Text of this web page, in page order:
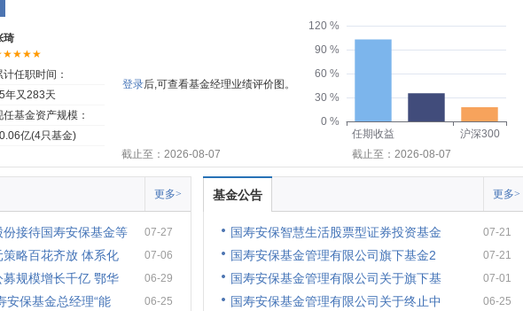
琦
计任职时间：
年又283天
任基金资产规模：
亿(4只基金)
登录后,可查看基金经理业绩评价图。
0 %
30 %
60 %
90 %
120 %
任期收益
沪深300
截止至：2026-08-07
截止至：2026-08-07
更多>
份接待国寿安保基金等 07-27
略百花齐放 体系化 07-06
规模增长千亿 鄂华 06-29
安保基金总经理“能 06-25
基金公告 更多>
国寿安保智慧生活股票型证券投资基金 07-21
国寿安保基金管理有限公司旗下基金2 07-21
国寿安保基金管理有限公司关于旗下基 07-01
国寿安保基金管理有限公司关于终止中 06-25